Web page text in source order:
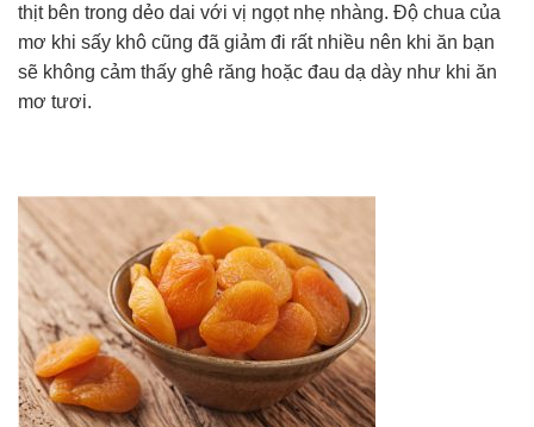
thịt bên trong dẻo dai với vị ngọt nhẹ nhàng. Độ chua của
mơ khi sấy khô cũng đã giảm đi rất nhiều nên khi ăn bạn
sẽ không cảm thấy ghê răng hoặc đau dạ dày như khi ăn
mơ tươi.